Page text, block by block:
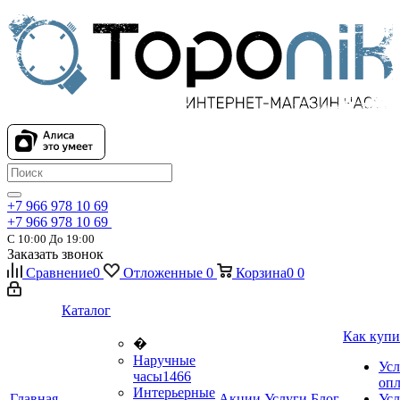
+7 966 978 10 69
+7 966 978 10 69
С 10:00 До 19:00
Заказать звонок
Сравнение0 Отложенные 0 Корзина0 0
Каталог
�
Наручные
часы1466
Интерьерные
Как